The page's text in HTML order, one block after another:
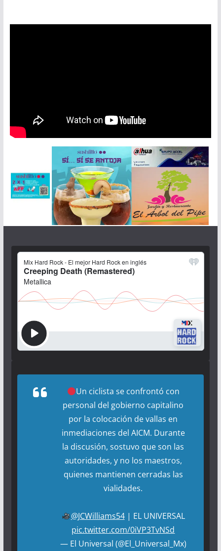
Un ciclista se confrontó con
personal del gobierno capitalino
por la colocación de vallas en
inmediaciones del AICM. Durante
la discusión, sostuvo que son las
autoridades, y no los maestros,
quienes mantienen cerradas las
vialidades.
@JCWilliams54| EL UNIVERSAL
pic.twitter.com/0iVP3TvNSd
— El Universal (@El_Universal_Mx)